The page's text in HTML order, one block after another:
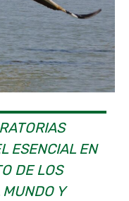
ESENCIAL EN
DE LOS
Y